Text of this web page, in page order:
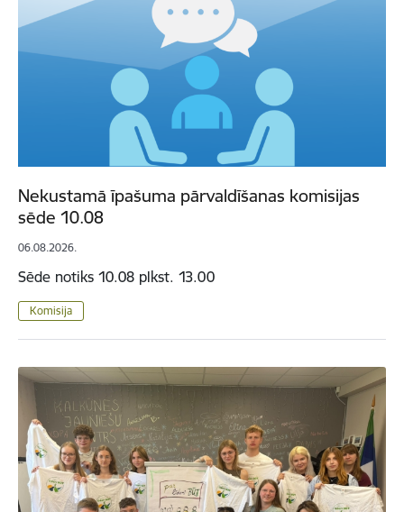
Nekustamā īpašuma pārvaldīšanas komisijas
sēde 10.08
06.08.2026.
Sēde notiks 10.08 plkst. 13.00
Komisija